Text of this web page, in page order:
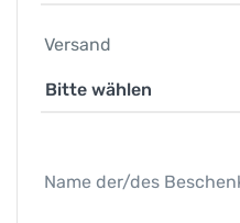
Versand
Name der/des